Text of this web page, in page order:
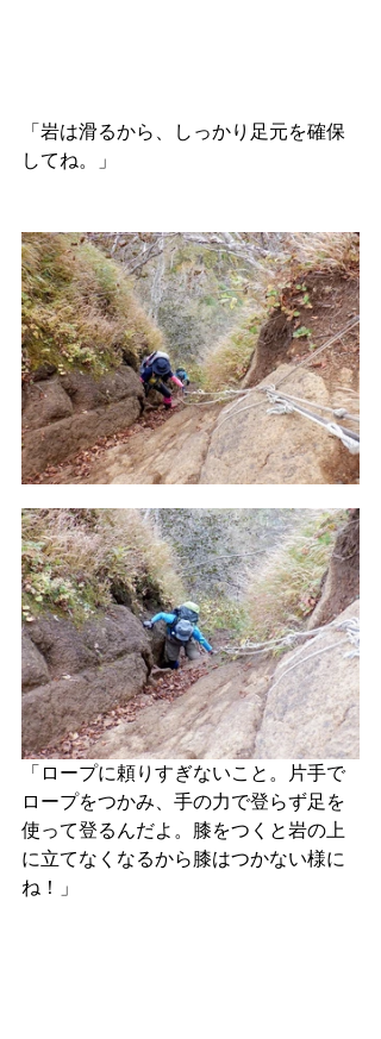
「岩は滑るから、しっかり足元を確保
してね。」
「ロープに頼りすぎないこと。片手で
ロープをつかみ、手の力で登らず足を
使って登るんだよ。膝をつくと岩の上
に立てなくなるから膝はつかない様に
ね！」